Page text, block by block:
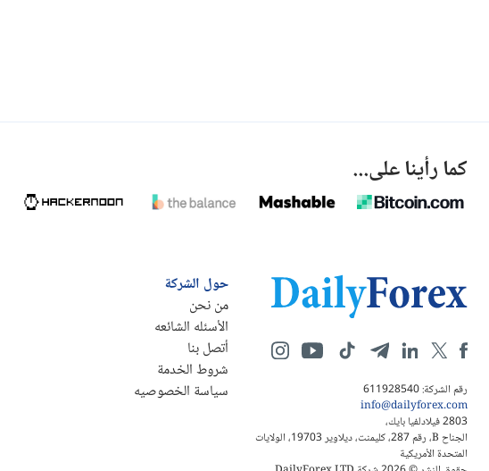
كما رأينا على...
رقم الشركة: 611928540
info@dailyforex.com
2803 فيلادلفيا بايك،
الجناح B، رقم 287، كليمنت، ديلاوير 19703، الولايات
المتحدة الأمريكية
حول الشركة
من نحن
الأسئله الشائعه
أتصل بنا
شروط الخدمة
سياسة الخصوصيه